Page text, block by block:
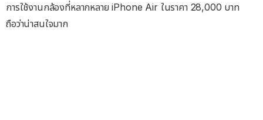
การใช้งานกล้องที่หลากหลาย iPhone Air ในราคา 28,000 บาท
ถือว่าน่าสนใจมาก